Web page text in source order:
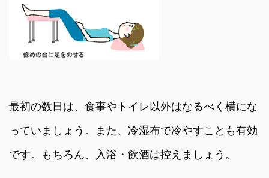
最初の数日は、食事やトイレ以外はなるべく横にな
っていましょう。また、冷湿布で冷やすことも有効
です。もちろん、入浴・飲酒は控えましょう。